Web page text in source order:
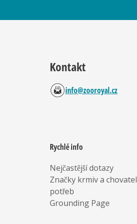
Kontakt
info@zooroyal.cz
Rychlé info
Nejčastější dotazy
Značky krmiv a
potřeb
Grounding Page